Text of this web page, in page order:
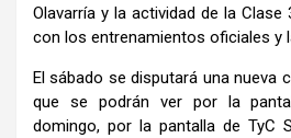
Olavarría y la actividad de la
con los entrenamientos oficiales y
El sábado se disputará una nueva
que se podrán ver por la
domingo, por la pantalla de TyC